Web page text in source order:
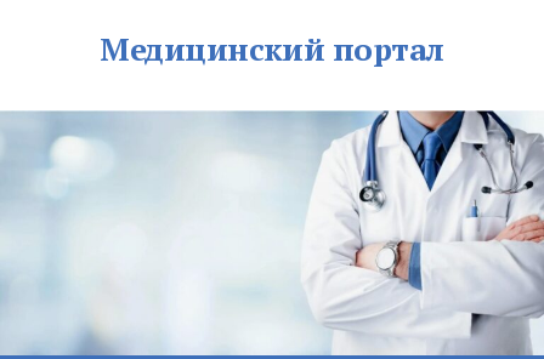
Медицинский портал